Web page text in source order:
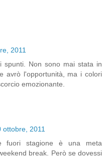
2011
spunti. Non sono mai stata in
avrò l'opportunità, ma i colori
emozionante.
ottobre, 2011
fuori stagione è una meta
break. Però se dovessi